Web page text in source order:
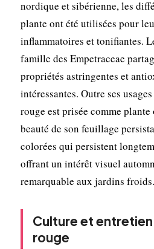
nordique et sibérienne, les
plante ont été utilisées pour
inflammatoires et tonifiantes.
famille des Empetraceae
propriétés astringentes et
intéressantes. Outre ses
rouge est prisée comme
beauté de son feuillage
colorées qui persistent
offrant un intérêt visuel
remarquable aux jardins froids.
Culture et entretien
rouge